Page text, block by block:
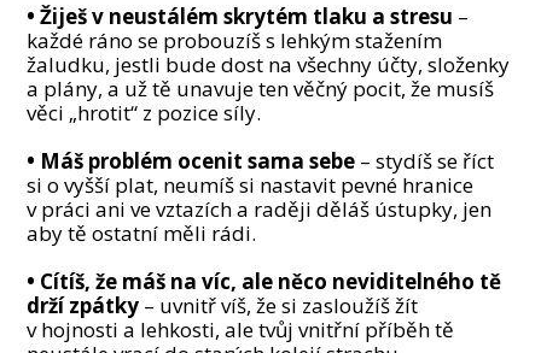
• Žiješ v neustálém skrytém tlaku a stresu –
každé ráno se probouzíš s lehkým stažením
žaludku, jestli bude dost na všechny účty, složenky
a plány, a už tě unavuje ten věčný pocit, že musíš
věci „hrotit“ z pozice síly.
• Máš problém ocenit sama sebe – stydíš se říct
si o vyšší plat, neumíš si nastavit pevné hranice
v práci ani ve vztazích a raději děláš ústupky, jen
aby tě ostatní měli rádi.
• Cítíš, že máš na víc, ale něco neviditelného tě
drží zpátky – uvnitř víš, že si zasloužíš žít
v hojnosti a lehkosti, ale tvůj vnitřní příběh tě